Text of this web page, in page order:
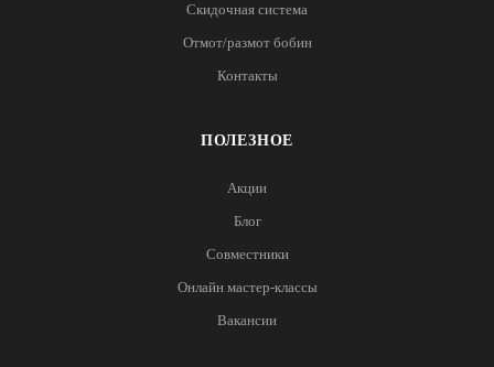
Скидочная система
Отмот/размот бобин
Контакты
ПОЛЕЗНОЕ
Акции
Блог
Совместники
Онлайн мастер-классы
Вакансии